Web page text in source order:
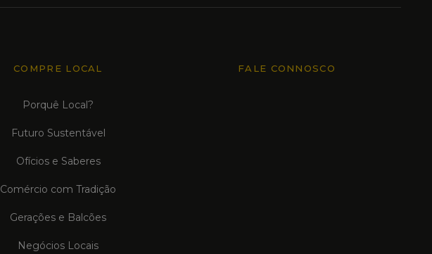
COMPRE LOCAL
Porquê Local?
Futuro Sustentável
Ofícios e Saberes
Comércio com Tradição
Gerações e Balcões
Negócios Locais
FALE CONNOSCO